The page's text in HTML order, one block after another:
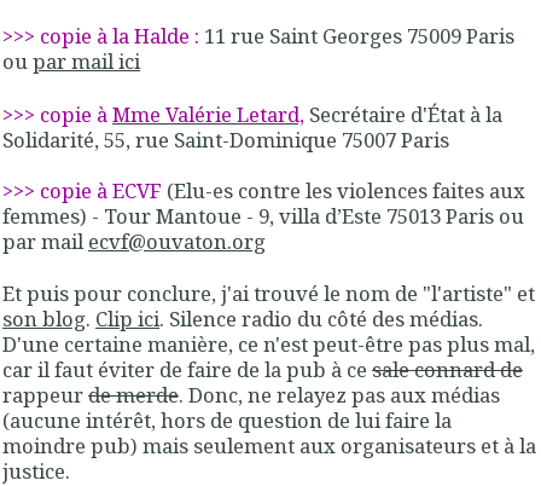
>>> copie à la Halde : 11 rue Saint Georges 75009 Paris
oupar mail ici
>>> copie àMme Valérie Letard, Secrétaire d'État à la
Solidarité, 55, rue Saint-Dominique 75007 Paris
>>> copie à ECVF (Elu-es contre les violences faites aux
femmes) - Tour Mantoue - 9, villa d’Este 75013 Paris ou
par mailecvf@ouvaton.org
Et puis pour conclure, j'ai trouvé le nom de "l'artiste" et
son blog. Clip ici. Silence radio du côté des médias.
D'une certaine manière, ce n'est peut-être pas plus mal,
car il faut éviter de faire de la pub à ce sale connard de
rappeurde merde. Donc, ne relayez pas aux médias
(aucune intérêt, hors de question de lui faire la
moindre pub) mais seulement aux organisateurs et à la
justice.